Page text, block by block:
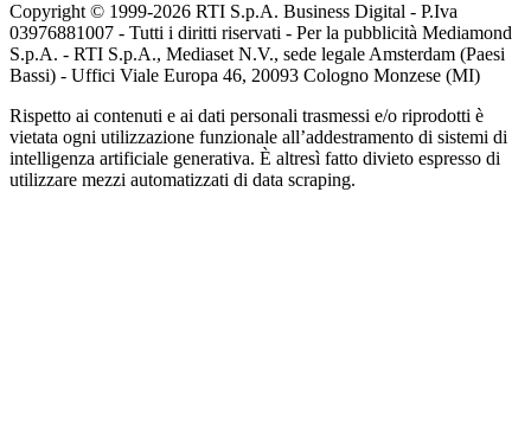
Copyright © 1999-2026 RTI S.p.A. Business Digital - P.Iva
03976881007 - Tutti i diritti riservati - Per la pubblicità Mediamond
S.p.A. - RTI S.p.A., Mediaset N.V., sede legale Amsterdam (Paesi
Bassi) - Uffici Viale Europa 46, 20093 Cologno Monzese (MI)
Rispetto ai contenuti e ai dati personali trasmessi e/o riprodotti è
vietata ogni utilizzazione funzionale all’addestramento di sistemi di
intelligenza artificiale generativa. È altresì fatto divieto espresso di
utilizzare mezzi automatizzati di data scraping.